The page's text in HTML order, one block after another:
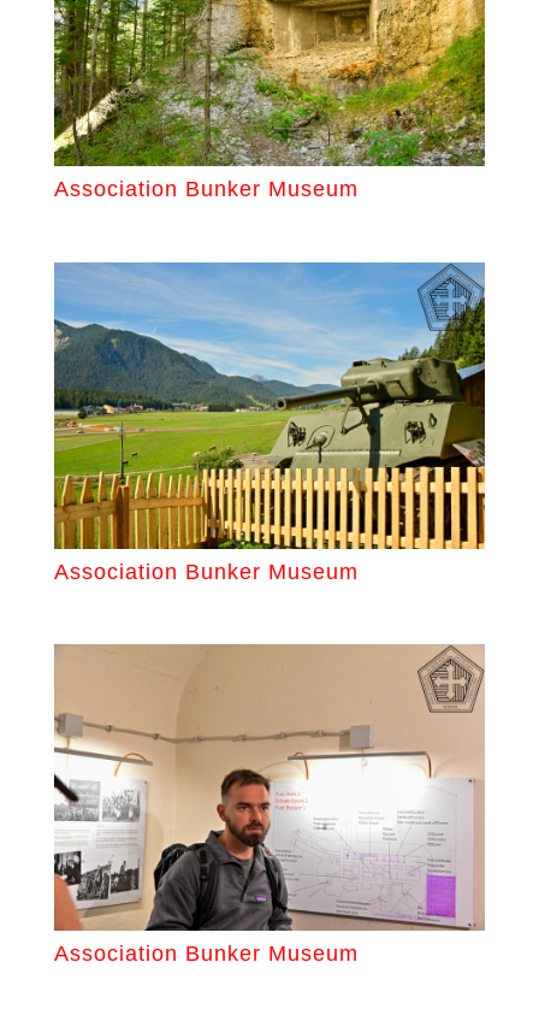
Association Bunker Museum
Association Bunker Museum
Association Bunker Museum